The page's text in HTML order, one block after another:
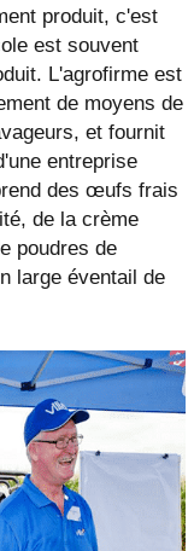
produit, c'est
est souvent
L'agrofirme est
de moyens de
et fournit
entreprise
des œufs frais
de la crème
poudres de
large éventail de